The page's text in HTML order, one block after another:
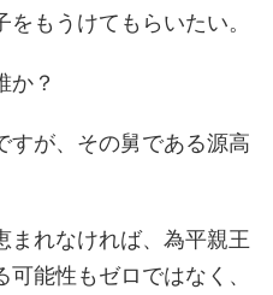
もうけてもらいたい。
か？
すが、その舅である源高
まれなければ、為平親王
能性もゼロではなく、